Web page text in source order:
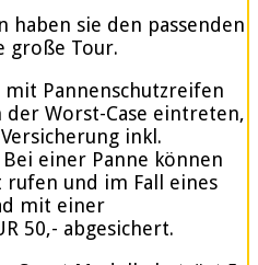
sie den passenden
große Tour.
Pannenschutzreifen
der Worst-Case eintreten,
inkl.
einer Panne können
rufen und im Fall eines
mit einer
50,- abgesichert.